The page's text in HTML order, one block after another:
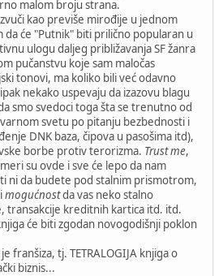
malom broju strana.
kao previše mirođije u jednom
da će "Putnik" biti prilično popularan u
ulogu daljeg približavanja SF žanra
pučanstvu koje sam maločas
tonovi, ma koliko bili već odavno
nekako uspevaju da izazovu blagu
smo svedoci toga šta se trenutno od
svetu po pitanju bezbednosti i
DNK baza, čipova u pasošima itd),
borbe protiv terorizma. Trust me,
su ovde i sve će lepo da nam
ni da budete pod stalnim prismotrom,
mogućnostda vas neko stalno
transakcije kreditnih kartica itd. itd.
će biti zgodan novogodišnji poklon
franšiza, tj. TETRALOGIJA knjiga o
biznis...